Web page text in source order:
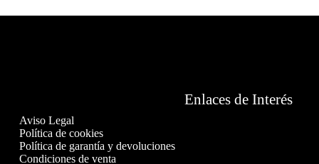
Enlaces de Interés
Aviso Legal
Política de cookies
Política de garantía y devoluciones
Condiciones de venta